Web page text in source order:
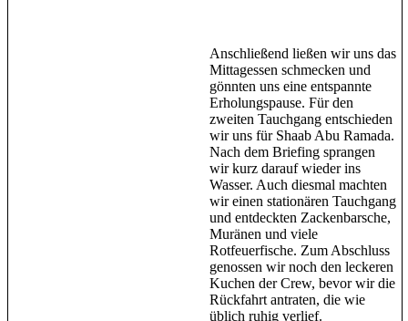
Anschließend ließen wir uns das
Mittagessen schmecken und
gönnten uns eine entspannte
Erholungspause. Für den
zweiten Tauchgang entschieden
wir uns für Shaab Abu Ramada.
Nach dem Briefing sprangen
wir kurz darauf wieder ins
Wasser. Auch diesmal machten
wir einen stationären Tauchgang
und entdeckten Zackenbarsche,
Muränen und viele
Rotfeuerfische. Zum Abschluss
genossen wir noch den leckeren
Kuchen der Crew, bevor wir die
Rückfahrt antraten, die wie
üblich ruhig verlief.